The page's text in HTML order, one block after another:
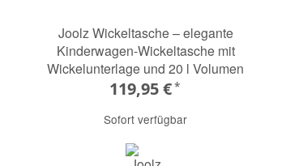
Joolz Wickeltasche – elegante
Kinderwagen-Wickeltasche mit
Wickelunterlage und 20 l Volumen
119,95 €*
Sofort verfügbar